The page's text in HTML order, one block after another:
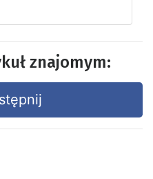
znajomym: